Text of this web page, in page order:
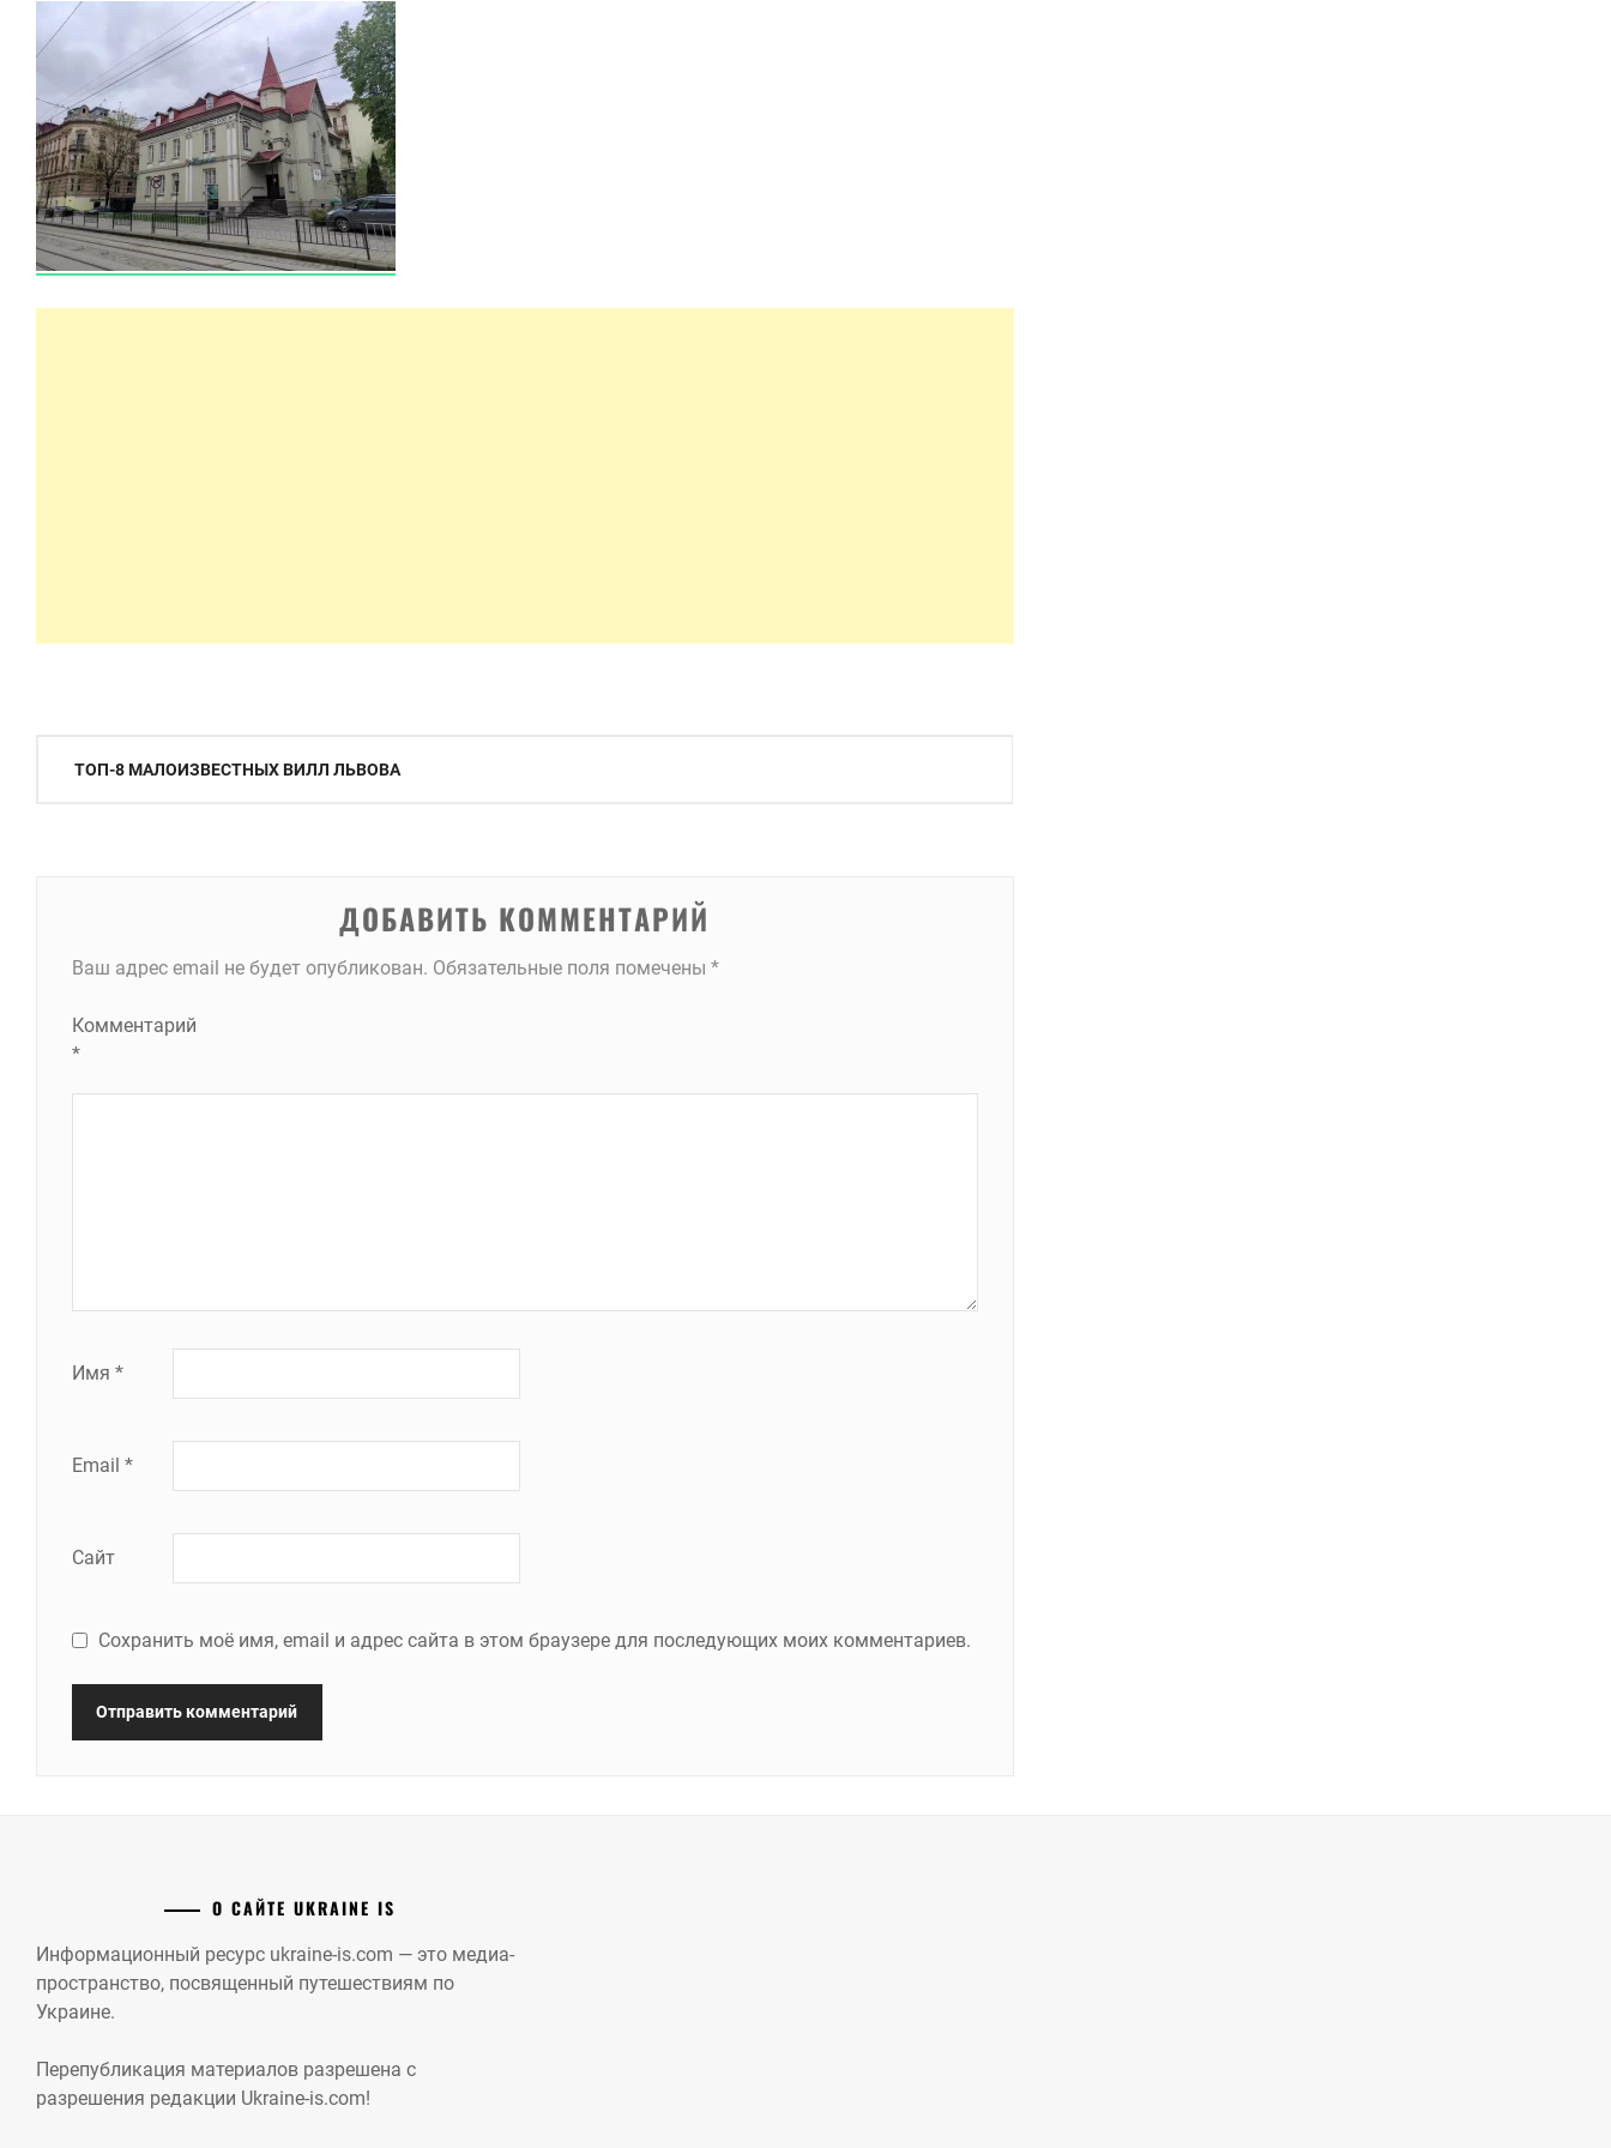
Навигация
ТОП-8 МАЛОИЗВЕСТНЫХ ВИЛЛ ЛЬВОВА
ДОБАВИТЬ КОММЕНТАРИЙ
Ваш адрес email не будет опубликован. Обязательные поля помечены *
Комментарий
*
Имя *
Email *
Сайт
Сохранить моё имя, email и адрес сайта в этом браузере для последующих моих комментариев.
О САЙТЕ UKRAINE IS
Информационный ресурс ukraine-is.com — это медиа-
пространство, посвященный путешествиям по
Украине.
Перепубликация материалов разрешена с
разрешения редакции Ukraine-is.com!